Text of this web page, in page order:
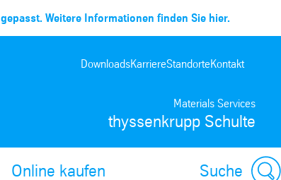
Weitere Informationen finden Sie hier.
Materials Services
thyssenkrupp Schulte
DownloadsKarriereStandorteKontakt
Online kaufen Suche